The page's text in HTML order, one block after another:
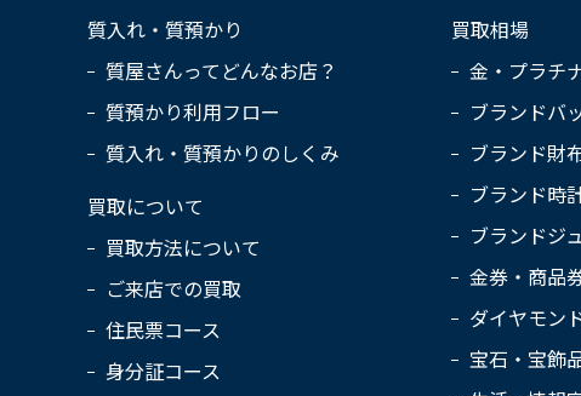
質入れ・質預かり
質屋さんってどんなお店？
質預かり利用フロー
質入れ・質預かりのしくみ
買取について
買取方法について
ご来店での買取
住民票コース
身分証コース
買取相場
金・プラチ
ブランドバ
ブランド財
ブランド時
ブランドジ
金券・商品
ダイヤモン
宝石・宝飾